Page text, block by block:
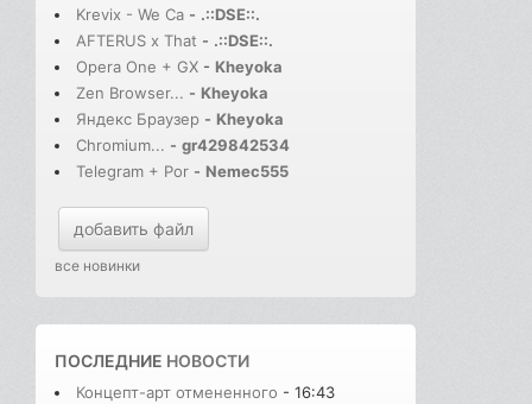
Krevix - We Ca - .::DSE::.
AFTERUS x That - .::DSE::.
Opera One + GX - Kheyoka
Zen Browser... - Kheyoka
Яндекс Браузер - Kheyoka
Chromium... - gr429842534
Telegram + Por - Nemec555
добавить файл
все новинки
ПОСЛЕДНИЕ НОВОСТИ
Концепт-арт отмененного - 16:43